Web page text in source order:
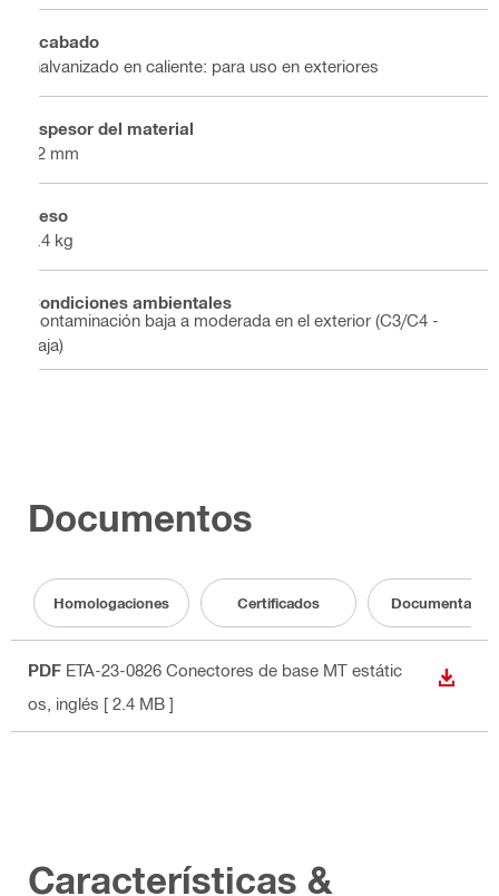
Acabado
Galvanizado en caliente: para uso en exteriores
Espesor del material
12 mm
Peso
9.4 kg
Condiciones ambientales
Contaminación baja a moderada en el exterior (C3/C4 -
baja)
Documentos
Homologaciones Certificados Documentación
PDF ETA-23-0826 Conectores de base MT estátic
os , inglés [ 2.4 MB ]
Características &